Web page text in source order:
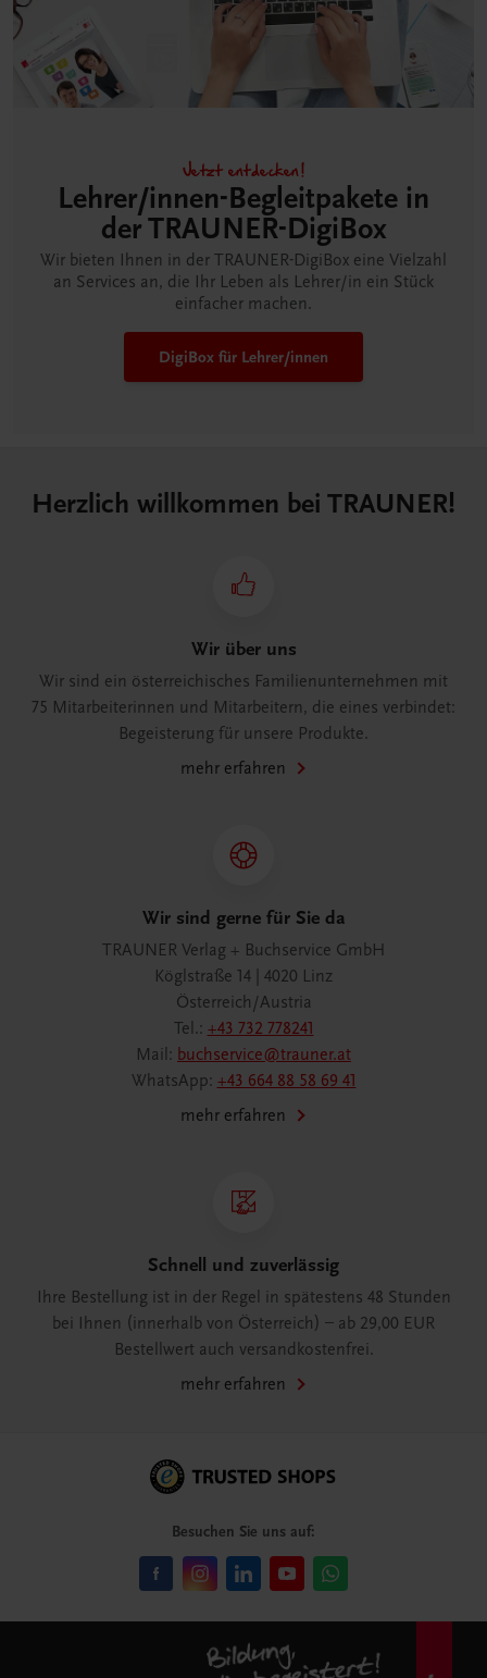
Jetzt entdecken!
Lehrer/innen-Begleitpakete in
der TRAUNER-DigiBox
Wir bieten Ihnen in der TRAUNER-DigiBox eine Vielzahl
an Services an, die Ihr Leben als Lehrer/in ein Stück
einfacher machen.
DigiBox für Lehrer/innen
Herzlich willkommen bei TRAUNER!
Wir über uns
Wir sind ein österreichisches Familienunternehmen mit
75 Mitarbeiterinnen und Mitarbeitern, die eines verbindet:
Begeisterung für unsere Produkte.
mehr erfahren
Wir sind gerne für Sie da
TRAUNER Verlag + Buchservice GmbH
Köglstraße 14 | 4020 Linz
Österreich/Austria
Tel.: +43 732 778241
Mail: buchservice@trauner.at
WhatsApp: +43 664 88 58 69 41
mehr erfahren
Schnell und zuverlässig
Ihre Bestellung ist in der Regel in spätestens 48 Stunden
bei Ihnen (innerhalb von Österreich) – ab 29,00 EUR
Bestellwert auch versandkostenfrei.
mehr erfahren
Besuchen Sie uns auf: